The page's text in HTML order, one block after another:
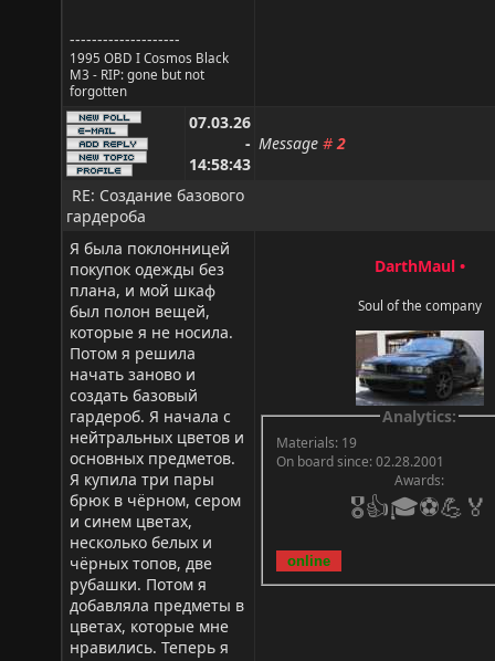
--------------------
1995 OBD I Cosmos Black
M3 - RIP: gone but not
forgotten
07.03.26
-
14:58:43
Message # 2
RE: Создание базового
гардероба
Я была поклонницей
покупок одежды без
плана, и мой шкаф
был полон вещей,
которые я не носила.
Потом я решила
начать заново и
создать базовый
гардероб. Я начала с
нейтральных цветов и
основных предметов.
Я купила три пары
брюк в чёрном, сером
и синем цветах,
несколько белых и
чёрных топов, две
рубашки. Потом я
добавляла предметы в
цветах, которые мне
нравились. Теперь я
DarthMaul •
Soul of the company
Analytics:
Materials: 19
On board since: 02.28.2001
Awards:
🎖️👍🎓⚽💪🏅